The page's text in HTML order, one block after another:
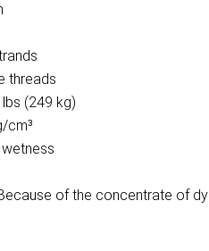
threads
(249 kg)
cm³
wetness
of the concentrate of